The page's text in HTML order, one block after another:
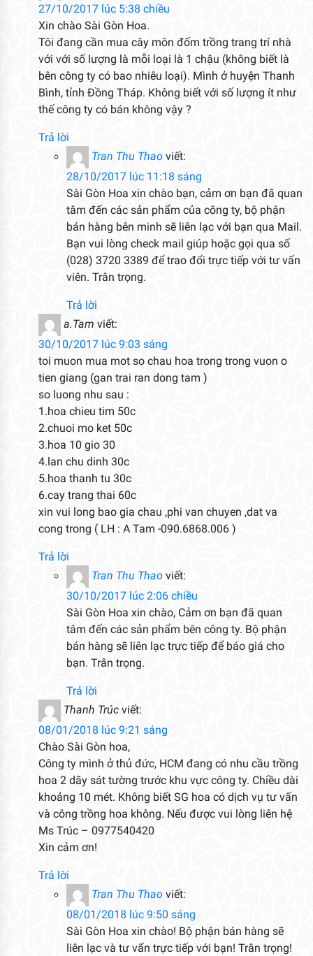
27/10/2017 lúc 5:38 chiều
Xin chào Sài Gòn Hoa.
Tôi đang cần mua cây môn đốm trồng trang trí nhà
với với số lượng là mỗi loại là 1 chậu (không biết là
bên công ty có bao nhiêu loại). Mình ở huyện Thanh
Bình, tỉnh Đồng Tháp. Không biết với số lượng ít như
thế công ty có bán không vậy ?
Trả lời
Tran Thu Thao viết:
28/10/2017 lúc 11:18 sáng
Sài Gòn Hoa xin chào bạn, cảm ơn bạn đã quan
tâm đến các sản phẩm của công ty, bộ phận
bán hàng bên minh sẽ liên lạc với bạn qua Mail.
Bạn vui lòng check mail giúp hoặc gọi qua số
(028) 3720 3389 để trao đổi trực tiếp với tư vấn
viên. Trân trọng.
Trả lời
a.Tam viết:
30/10/2017 lúc 9:03 sáng
toi muon mua mot so chau hoa trong trong vuon o
tien giang (gan trai ran dong tam )
so luong nhu sau :
1.hoa chieu tim 50c
2.chuoi mo ket 50c
3.hoa 10 gio 30
4.lan chu dinh 30c
5.hoa thanh tu 30c
6.cay trang thai 60c
xin vui long bao gia chau ,phi van chuyen ,dat va
cong trong ( LH : A Tam -090.6868.006 )
Trả lời
Tran Thu Thao viết:
30/10/2017 lúc 2:06 chiều
Sài Gòn Hoa xin chào, Cảm ơn bạn đã quan
tâm đến các sản phẩm bên công ty. Bộ phận
bán hàng sẽ liên lạc trực tiếp để báo giá cho
bạn. Trân trọng.
Trả lời
Thanh Trúc viết:
08/01/2018 lúc 9:21 sáng
Chào Sài Gòn hoa,
Công ty mình ở thủ đức, HCM đang có nhu cầu trồng
hoa 2 dãy sát tường trước khu vực công ty. Chiều dài
khoảng 10 mét. Không biết SG hoa có dịch vụ tư vấn
và công trồng hoa không. Nếu được vui lòng liên hệ
Ms Trúc – 0977540420
Xin cảm ơn!
Trả lời
Tran Thu Thao viết:
08/01/2018 lúc 9:50 sáng
Sài Gòn Hoa xin chào! Bộ phận bán hàng sẽ
liên lạc và tư vấn trực tiếp với bạn! Trân trọng!